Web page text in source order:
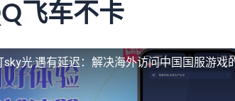
飞车不卡
sky光·遇有延迟：解决海外访问中国国服游戏